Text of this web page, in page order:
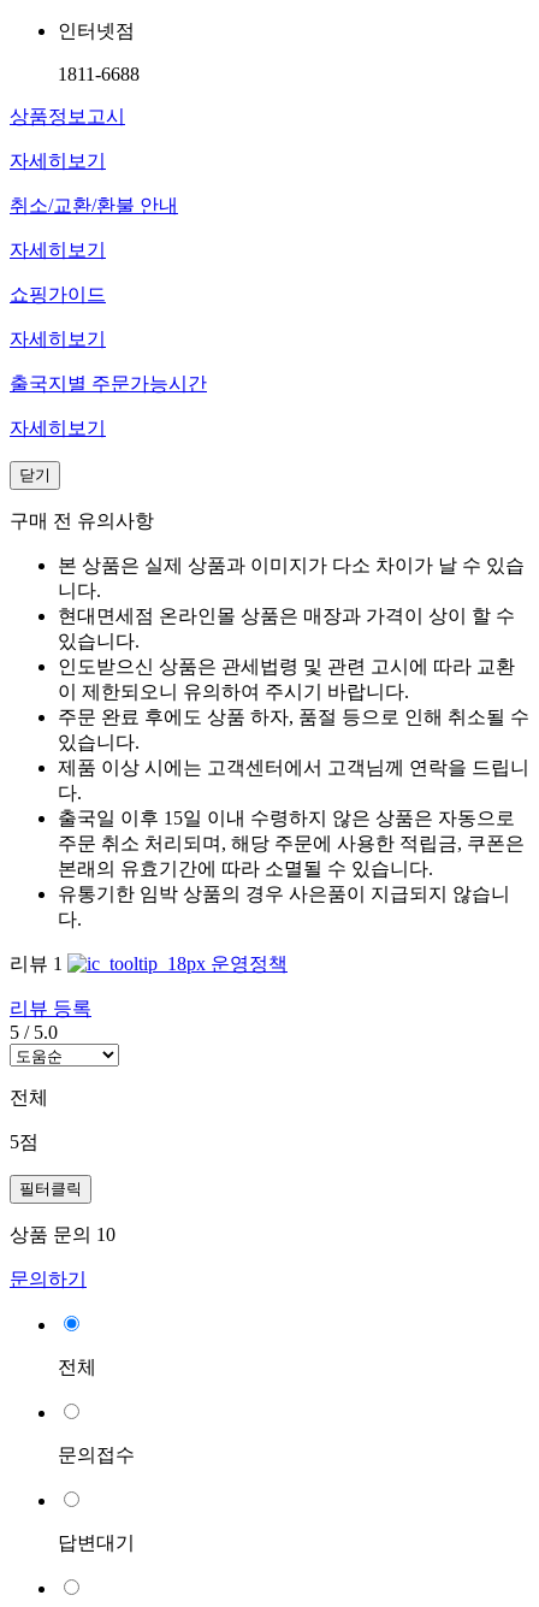
인터넷점
1811-6688
상품정보고시
자세히보기
취소/교환/환불 안내
자세히보기
쇼핑가이드
자세히보기
출국지별 주문가능시간
자세히보기
닫기
구매 전 유의사항
본 상품은 실제 상품과 이미지가 다소 차이가 날 수 있습
니다.
현대면세점 온라인몰 상품은 매장과 가격이 상이 할 수
있습니다.
인도받으신 상품은 관세법령 및 관련 고시에 따라 교환
이 제한되오니 유의하여 주시기 바랍니다.
주문 완료 후에도 상품 하자, 품절 등으로 인해 취소될 수
있습니다.
제품 이상 시에는 고객센터에서 고객님께 연락을 드립니
다.
출국일 이후 15일 이내 수령하지 않은 상품은 자동으로
주문 취소 처리되며, 해당 주문에 사용한 적립금, 쿠폰은
본래의 유효기간에 따라 소멸될 수 있습니다.
유통기한 임박 상품의 경우 사은품이 지급되지 않습니
다.
리뷰 1 운영정책
리뷰 등록
5 / 5.0
전체
5점
필터클릭
상품 문의 10
문의하기
전체
문의접수
답변대기